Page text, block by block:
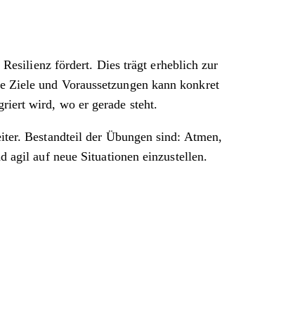
fördert. Dies trägt erheblich zur
und Voraussetzungen kann konkret
wird, wo er gerade steht.
Bestandteil der Übungen sind: Atmen,
agil auf neue Situationen einzustellen.